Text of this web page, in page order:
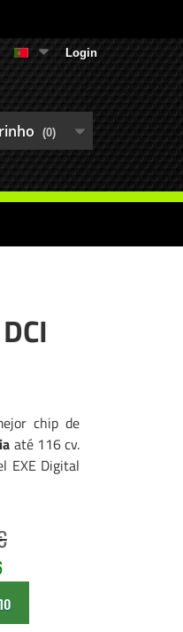
Login
(0)
chip de
até 116 cv.
EXE Digital